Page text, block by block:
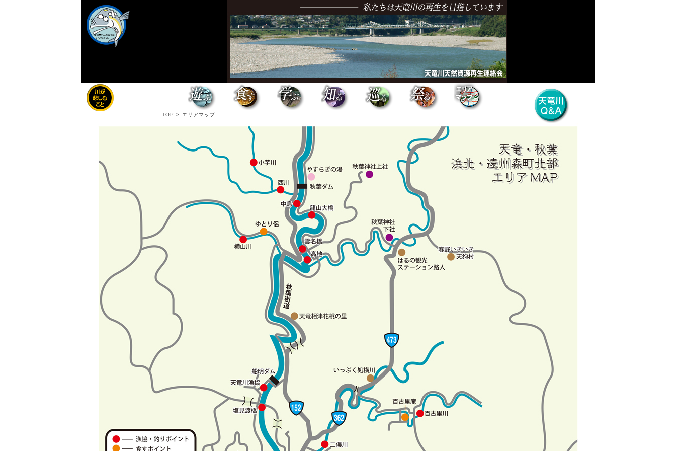
TOP > エリアマップ